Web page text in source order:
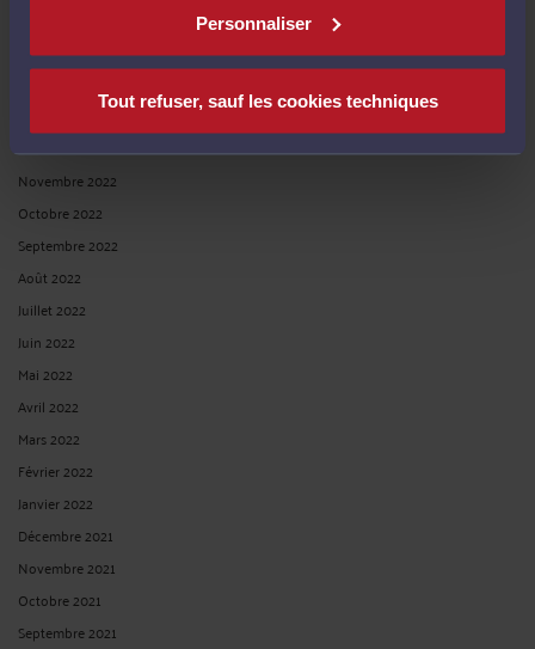
Personnaliser
Tout refuser, sauf les cookies techniques
Avril 2023
Décembre 2022
Novembre 2022
Octobre 2022
Septembre 2022
Août 2022
Juillet 2022
Juin 2022
Mai 2022
Avril 2022
Mars 2022
Février 2022
Janvier 2022
Décembre 2021
Novembre 2021
Octobre 2021
Septembre 2021